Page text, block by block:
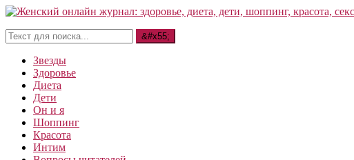
Звезды
Здоровье
Диета
Дети
Он и я
Шоппинг
Красота
Интим